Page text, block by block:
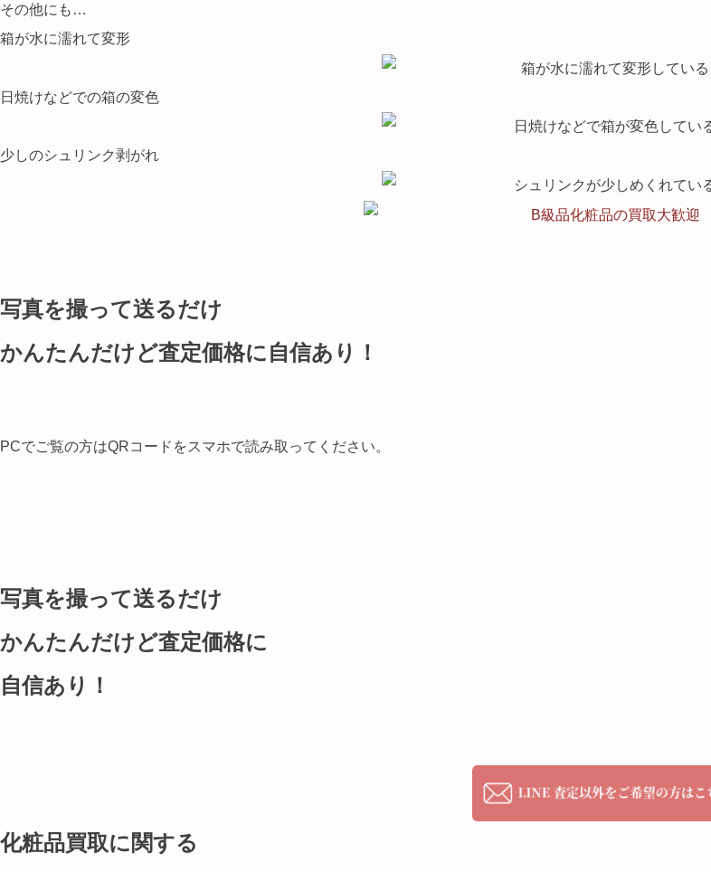
その他にも…
箱が水に濡れて変形
日焼けなどでの箱の変色
少しのシュリンク剥がれ
写真を撮って送るだけ
かんたんだけど査定価格に自信あり！
PCでご覧の方はQRコードをスマホで読み取ってください。
写真を撮って送るだけ
かんたんだけど査定価格に
自信あり！
化粧品買取に関する